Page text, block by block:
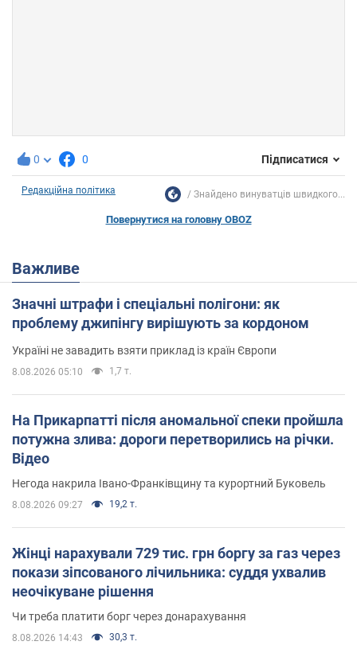
0 0 Підписатися
Редакційна політика Знайдено винуватців швидкого...
Повернутися на головну OBOZ
Важливе
Значні штрафи і спеціальні полігони: як
проблему джипінгу вирішують за кордоном
Україні не завадить взяти приклад із країн Європи
8.08.2026 05:10 1,7 т.
На Прикарпатті після аномальної спеки пройшла
потужна злива: дороги перетворились на річки.
Відео
Негода накрила Івано-Франківщину та курортний Буковель
8.08.2026 09:27 19,2 т.
Жінці нарахували 729 тис. грн боргу за газ через
покази зіпсованого лічильника: суддя ухвалив
неочікуване рішення
Чи треба платити борг через донарахування
8.08.2026 14:43 30,3 т.